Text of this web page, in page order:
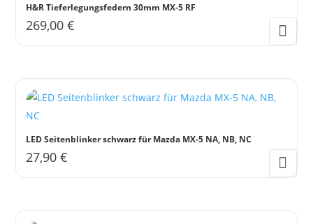
H&R Tieferlegungsfedern 30mm MX-5 RF
269,00€
mehrere
Varianten
Die
LED Seitenblinker schwarz für Mazda MX-5 NA, NB, NC
27,90€